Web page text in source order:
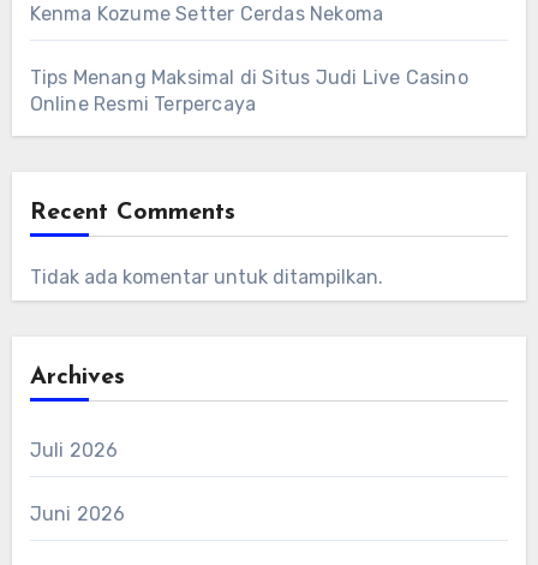
Kenma Kozume Setter Cerdas Nekoma
Tips Menang Maksimal di Situs Judi Live Casino
Online Resmi Terpercaya
Recent Comments
Tidak ada komentar untuk ditampilkan.
Archives
Juli 2026
Juni 2026